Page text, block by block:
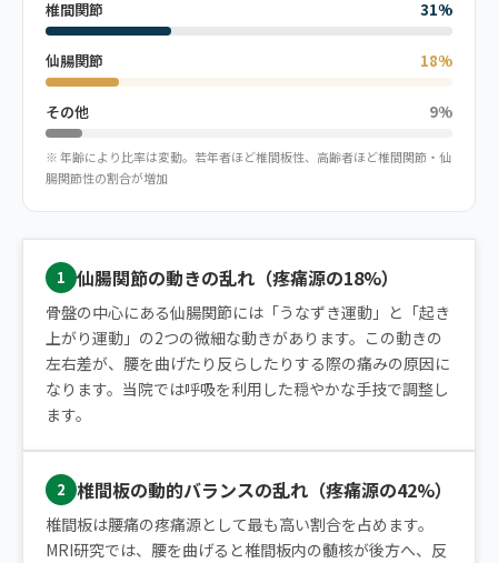
椎間関節 31%
仙腸関節 18%
その他 9%
※ 年齢により比率は変動。若年者ほど椎間板性、高齢者ほど椎間関節・仙
腸関節性の割合が増加
1 仙腸関節の動きの乱れ（疼痛源の18%）
骨盤の中心にある仙腸関節には「うなずき運動」と「起き
上がり運動」の2つの微細な動きがあります。この動きの
左右差が、腰を曲げたり反らしたりする際の痛みの原因に
なります。当院では呼吸を利用した穏やかな手技で調整し
ます。
2 椎間板の動的バランスの乱れ（疼痛源の42%）
椎間板は腰痛の疼痛源として最も高い割合を占めます。
MRI研究では、腰を曲げると椎間板内の髄核が後方へ、反